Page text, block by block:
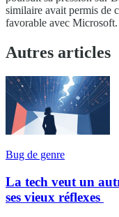
similaire avait permis de
favorable avec Microsoft.
Autres articles
Bug de genre
La tech veut un
ses vieux réflexes